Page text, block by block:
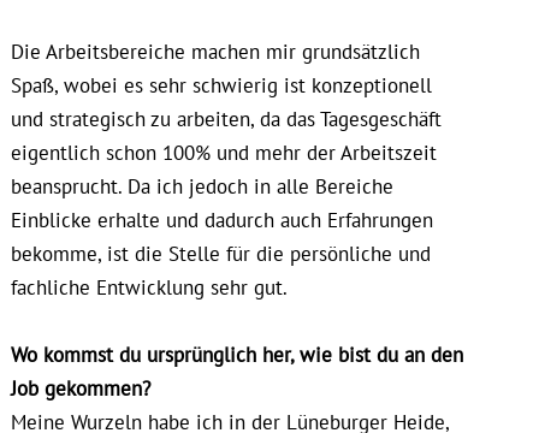
Die Arbeitsbereiche machen mir grundsätzlich
Spaß, wobei es sehr schwierig ist konzeptionell
und strategisch zu arbeiten, da das Tagesgeschäft
eigentlich schon 100% und mehr der Arbeitszeit
beansprucht. Da ich jedoch in alle Bereiche
Einblicke erhalte und dadurch auch Erfahrungen
bekomme, ist die Stelle für die persönliche und
fachliche Entwicklung sehr gut.
Wo kommst du ursprünglich her, wie bist du an den
Job gekommen?
Meine Wurzeln habe ich in der Lüneburger Heide,